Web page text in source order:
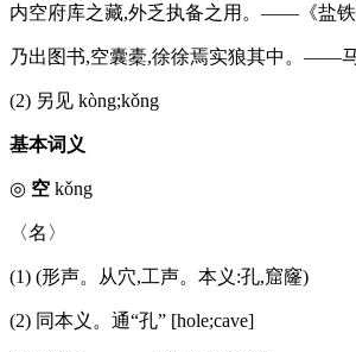
内空府库之藏,外乏执备之用。——《盐铁
乃出图书,空囊橐,徐徐焉实狼其中。——
(2) 另见 kòng;kǒng
基本词义
◎ 空 kǒng
〈名〉
(1) (形声。从穴,工声。本义:孔,窟窿)
(2) 同本义。通“孔” [hole;cave]